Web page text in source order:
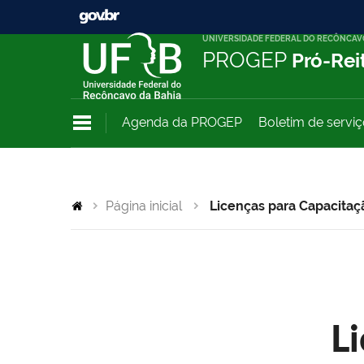
UNIVERSIDADE FEDERAL DO
PROGEP Pró-
Agenda da PROGEP Boletim de
Página inicial Licenças para